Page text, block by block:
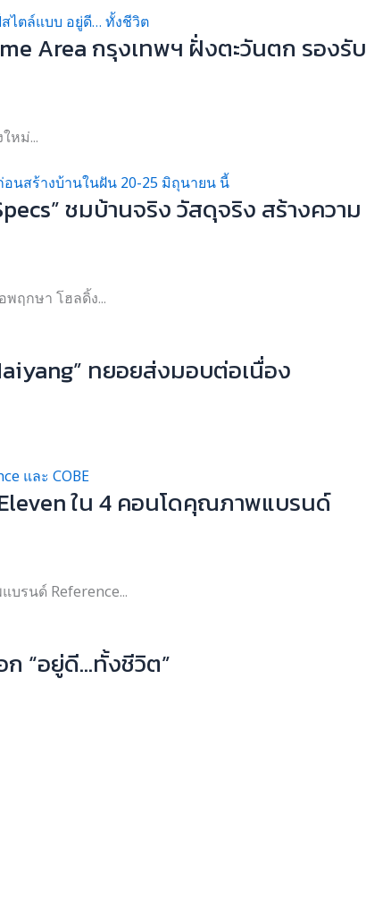
Area กรุงเทพฯ ฝั่งตะวันตก รองรับ
หม่...
ชมบ้านจริง วัสดุจริง สร้างความ
ฤกษา โฮลดิ้ง...
ทยอยส่งมอบต่อเนื่อง
ใน 4 คอนโดคุณภาพแบรนด์
บรนด์ Reference...
“อยู่ดี…ทั้งชีวิต”